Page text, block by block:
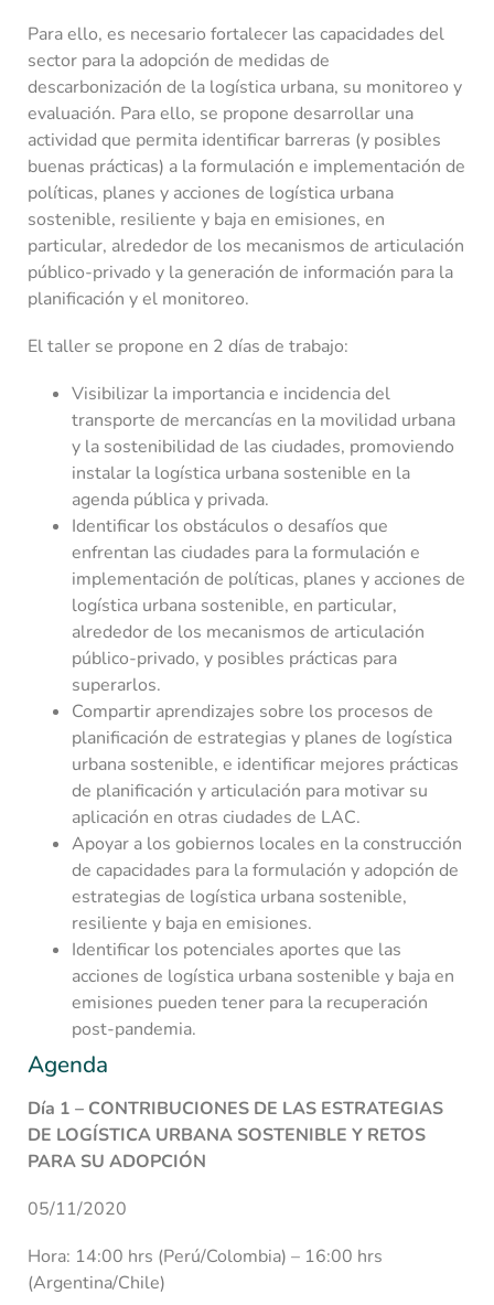
Para ello, es necesario fortalecer las capacidades del
sector para la adopción de medidas de
descarbonización de la logística urbana, su monitoreo y
evaluación. Para ello, se propone desarrollar una
actividad que permita identificar barreras (y posibles
buenas prácticas) a la formulación e implementación de
políticas, planes y acciones de logística urbana
sostenible, resiliente y baja en emisiones, en
particular, alrededor de los mecanismos de articulación
público-privado y la generación de información para la
planificación y el monitoreo.
El taller se propone en 2 días de trabajo:
Visibilizar la importancia e incidencia del
transporte de mercancías en la movilidad urbana
y la sostenibilidad de las ciudades, promoviendo
instalar la logística urbana sostenible en la
agenda pública y privada.
Identificar los obstáculos o desafíos que
enfrentan las ciudades para la formulación e
implementación de políticas, planes y acciones de
logística urbana sostenible, en particular,
alrededor de los mecanismos de articulación
público-privado, y posibles prácticas para
superarlos.
Compartir aprendizajes sobre los procesos de
planificación de estrategias y planes de logística
urbana sostenible, e identificar mejores prácticas
de planificación y articulación para motivar su
aplicación en otras ciudades de LAC.
Apoyar a los gobiernos locales en la construcción
de capacidades para la formulación y adopción de
estrategias de logística urbana sostenible,
resiliente y baja en emisiones.
Identificar los potenciales aportes que las
acciones de logística urbana sostenible y baja en
emisiones pueden tener para la recuperación
post-pandemia.
Agenda
Día 1 – CONTRIBUCIONES DE LAS ESTRATEGIAS
DE LOGÍSTICA URBANA SOSTENIBLE Y RETOS
PARA SU ADOPCIÓN
05/11/2020
Hora: 14:00 hrs (Perú/Colombia) – 16:00 hrs
(Argentina/Chile)